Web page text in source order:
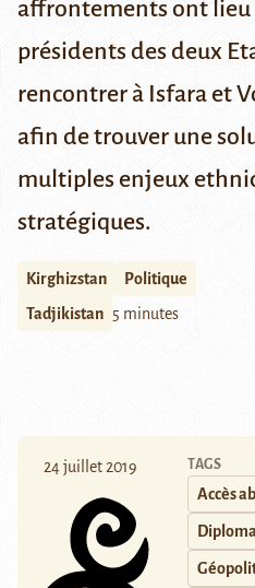
affrontements ont lieu
présidents des deux
rencontrer à Isfara et
afin de trouver une
multiples enjeux
stratégiques.
Kirghizstan
Politique
Tadjikistan 5 minutes
24 juillet 2019 TAGS
Accès